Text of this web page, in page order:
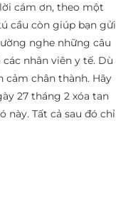
cám ơn, theo một
cầu còn giúp bạn gửi
nghe những câu
nhân viên y tế. Dù
cảm chân thành. Hãy
27 tháng 2 xóa tan
này. Tất cả sau đó chỉ